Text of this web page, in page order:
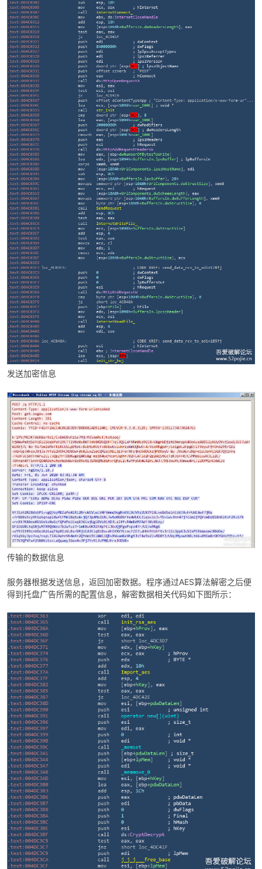
发送加密信息
传输的数据信息
服务器根据发送信息，返回加密数据。程序通过AES算法解密之后便
得到托盘广告所需的配置信息，解密数据相关代码如下图所示：